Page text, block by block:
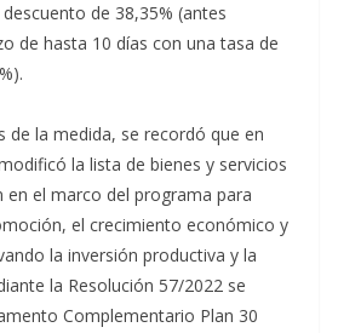
de 38,35% (antes
de hasta 10 días con una tasa de
de la medida, se recordó que en
la lista de bienes y servicios
en el marco del programa para
el crecimiento económico y
la inversión productiva y la
la Resolución 57/2022 se
Complementario Plan 30